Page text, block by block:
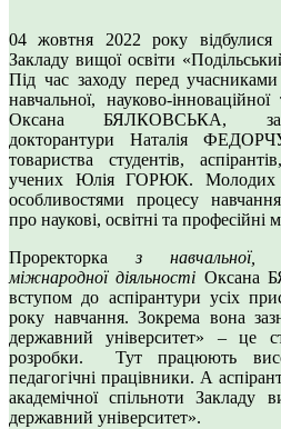
04 жовтня 2022 року відбулися
Закладу вищої освіти
Під час заходу перед
навчальної, науково-
Оксана БЯЛКОВСЬКА,
докторантури Наталія
товариства студентів,
учених Юлія ГОРЮК. Молодих
особливостями процесу
про наукові, освітні та професійні
Проректорка з навчальної,
міжнародної діяльності Оксана
вступом до аспірантури усіх
року навчання. Зокрема вона
державний університет» – це
розробки. Тут працюють
педагогічні працівники. А
академічної спільноти Закладу
державний університет».